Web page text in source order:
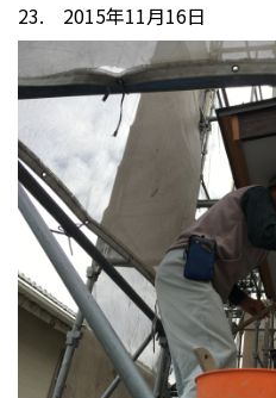
23. 2015年11月16日